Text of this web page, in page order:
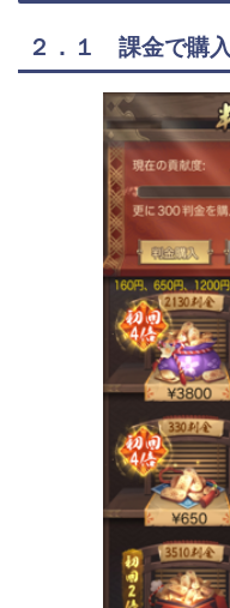
２．１ 課金で購